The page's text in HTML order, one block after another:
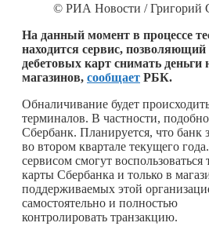
© РИА Новости / Григорий
На данный момент в процессе
находится сервис,
дебетовых карт снимать
магазинов, сообщает РБК.
Обналичивание будет
терминалов. В частности,
Сбербанк. Планируется, что банк
во втором квартале текущего
сервисом смогут воспользоваться
карты Сбербанка и только в
поддерживаемых этой
самостоятельно и полностью
контролировать транзакцию.